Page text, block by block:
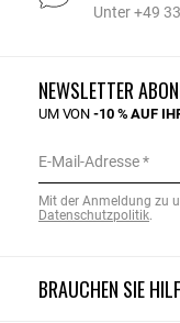
Unter +49
BRAUCHEN SIE
NEWSLETTER
UM VON-10 % AUF
E-Mail-Adresse
Mit der Anmeldung zu
Datenschutzpolitik.